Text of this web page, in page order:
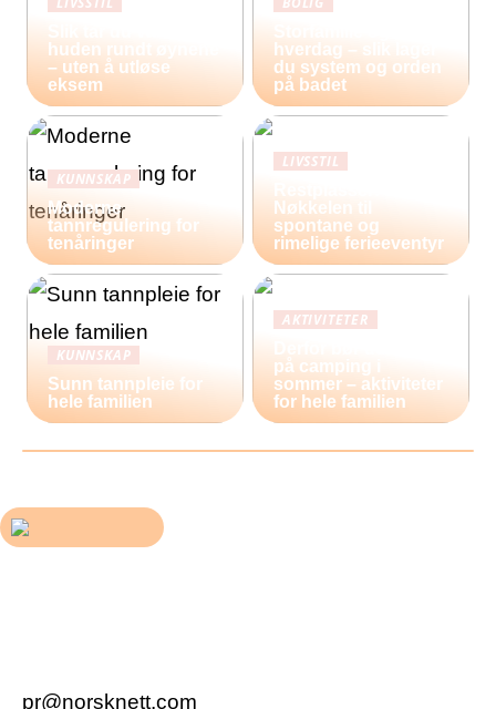
huden rundt øynene
– uten å utløse
eksem
hverdag – slik lager
du system og orden
på badet
KUNNSKAP
Moderne
tannregulering for
tenåringer
LIVSSTIL
Nøkkelen til
spontane og
rimelige ferieeventyr
KUNNSKAP
Sunn tannpleie for
hele familien
AKTIVITETER
på camping i
sommer – aktiviteter
for hele familien
pr@norsknett.com